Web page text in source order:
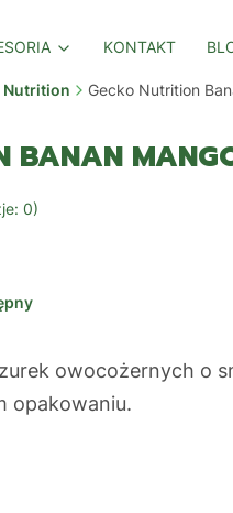
KONTAKT
Nutrition Gecko Nutrition
BANAN
0)
owocożernych o
opakowaniu.